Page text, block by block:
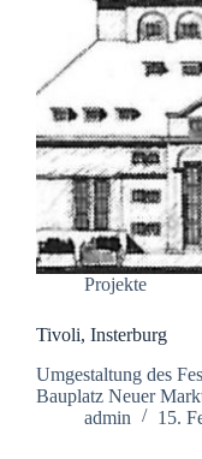
Projekte
Tivoli, Insterburg
Umgestaltung des
Bauplatz Neuer
admin
15.